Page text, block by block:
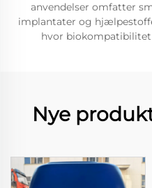
anvendelser omfatter
implantater og
hvor biokompatibilitet
Nye